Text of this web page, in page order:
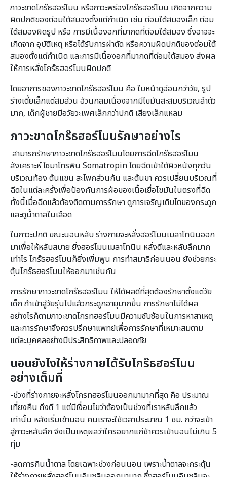
ภาวะขาดโกร๊ธฮอร์โมน หรือภาวะพร่องโกร๊ธฮอร์โมน เกิดจากความ
ผิดปกติของต่อมใต้สมองตั้งแต่กำเนิด เช่น ต่อมใต้สมองเล็ก ต่อม
ใต้สมองผิดรูป หรือ การมีเนื้องอกที่มากดที่ต่อมใต้สมอง ซึ่งอาจจะ
เกิดจาก อุบัติเหตุ หรือได้รับการผ่าตัด หรือความผิดปกติของต่อมใต้
สมองตั้งแต่กำเนิด และการมีเนื้องอกที่มากดที่ต่อมใต้สมอง ส่งผล
ให้การหลั่งโกร๊ธฮอร์โมนผิดปกติ
โดยอาการของภาวะขาดโกร๊ธฮอร์โมน คือ ใบหน้าดูอ่อนกว่าวัย, รูป
ร่างเตี้ยเล็กแต่สมส่วน อ้วนกลมเนื่องจากมีไขมันสะสมบริเวณลำตัว
มาก, เด็กผู้ชายมีอวัยวะเพศเล็กกว่าปกติ เสียงเล็กแหลม
ภาวะขาดโกร๊ธฮอร์โมนรักษาอย่างไร
สามารถรักษาภาวะขาดโกร๊ธฮอร์โมนโดยการฉีดโกร๊ธฮอร์โมน
สังเคราะห์ โซมาโทรพิน Somatropin โดยฉีดเข้าใต้ผิวหนังทุกวัน
บริเวณท้อง ต้นแขน สะโพกส่วนก้น และต้นขา ควรเปลี่ยนบริเวณที่
ฉีดในแต่ละครั้งเพื่อป้องกันการฝ่อของเนื้อเยื่อไขมันในตรงที่ฉีด
ทั้งนี้เมื่อฉีดแล้วต้องติดตามการรักษา ดูการเจริญเติบโตของกระดูก
และดูน้ำตาลในเลือด
ในภาวะปกติ ขณะนอนหลับ ร่างกายจะหลั่งฮอร์โมนเมลาโทนินออก
มาเพื่อให้หลับสบาย ยิ่งฮอร์โมนเมลาโทนิน หลั่งดีและหลับลึกมาก
เท่าไร โกร๊ธฮอร์โมนก็ยิ่งเพิ่มพูน การทำสมาธิก่อนนอน ยังช่วยกระ
ตุ้นโกร๊ธฮอร์โมนให้ออกมาเช่นกัน
การรักษาภาวะขาดโกร๊ธฮอร์โมน ให้ได้ผลดีที่สุดต้องรักษาตั้งแต่วัย
เด็ก ถ้าเข้าสู่วัยรุ่นไปแล้วกระดูกอายุมากขึ้น การรักษาไม่ได้ผล
อย่างไรก็ตามภาวะขาดโกรทฮอร์โมนมีความซับซ้อนในการหาสาเหตุ
และการรักษาจึงควรปรึกษาแพทย์เพื่อการรักษาที่เหมาะสมตาม
แต่ละบุคคลอย่างมีประสิทธิภาพและปลอดภัย
นอนยังไงให้ร่างกายได้รับโกร๊ธฮอร์โมน
อย่างเต็มที่
-ช่วงที่ร่างกายจะหลั่งโกรทฮอร์โมนออกมามากที่สุด คือ ประมาณ
เที่ยงคืน ถึงตี 1 แต่มีเงื่อนไขว่าต้องเป็นช่วงที่เราหลับลึกแล้ว
เท่านั้น หลังเริ่มเข้านอน คนเราจะใช้เวลาประมาณ 1 ชม. กว่าจะเข้า
สู่ภาวะหลับลึก จึงเป็นเหตุผลว่าใครอยากแก่ช้าควรเข้านอนไม่เกิน 5
ทุ่ม
-ลดการกินน้ำตาล โดยเฉพาะช่วงก่อนนอน เพราะน้ำตาลจะกระตุ้น